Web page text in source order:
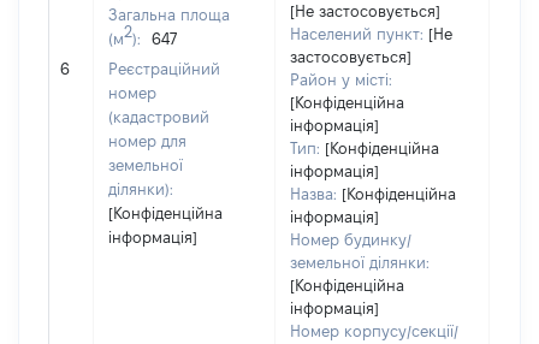
6
Загальна площа
(м2):
647
Реєстраційний
номер
(кадастровий
номер для
земельної
ділянки):
[Конфіденційна
інформація]
[Не застосовується]
Населений пункт: [Не
застосовується]
Район у місті:
[Конфіденційна
інформація]
Тип: [Конфіденційна
інформація]
Назва: [Конфіденційна
інформація]
Номер будинку/
земельної ділянки:
[Конфіденційна
інформація]
Номер корпусу/секції/